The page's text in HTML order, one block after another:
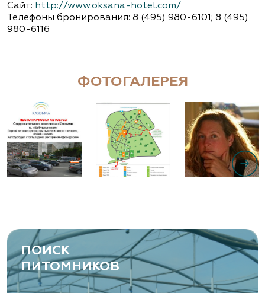
Сайт: http://www.oksana-hotel.com/
Телефоны бронирования: 8 (495) 980-6101; 8 (495)
980-6116
ФОТОГАЛЕРЕЯ
ПОИСК
ПИТОМНИКОВ